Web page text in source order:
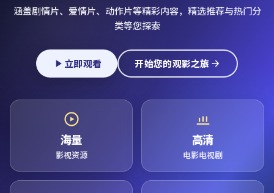
涵盖剧情片、爱情片、动作片等精彩内容，精选推荐与热门分
类等您探索
立即观看 开始您的观影之旅
海量
影视资源
高清
电影电视剧